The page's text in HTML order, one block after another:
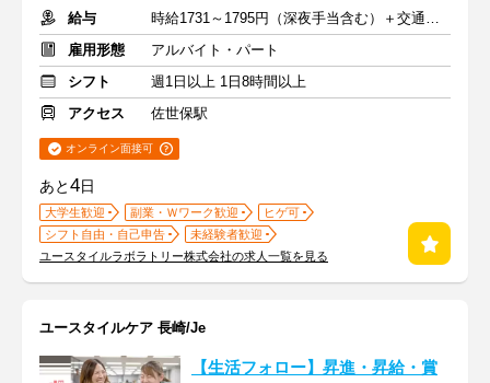
給与
時給1731～1795円（深夜手当含む）＋交通費支給
雇用形態
アルバイト・パート
シフト
週1日以上 1日8時間以上
アクセス
佐世保駅
オンライン面接可
あと4日
大学生歓迎 副業・Ｗワーク歓迎
ヒゲ可
シフト自由・自己申告
未経験者歓迎
ユースタイルラボラトリー株式会社の求人一覧を見る
ユースタイルケア 長崎/Je
【生活フォロー】昇進・昇給・賞